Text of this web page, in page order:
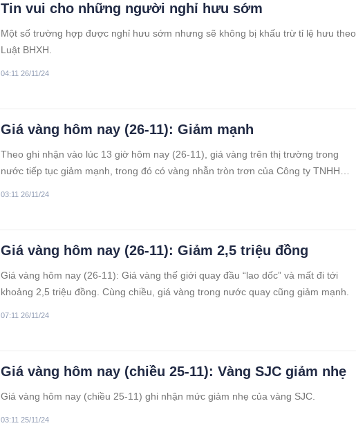
Tin vui cho những người nghỉ hưu sớm
Một số trường hợp được nghỉ hưu sớm nhưng sẽ không bị khấu trừ tỉ lệ hưu theo
Luật BHXH.
04:11 26/11/24
Giá vàng hôm nay (26-11): Giảm mạnh
Theo ghi nhận vào lúc 13 giờ hôm nay (26-11), giá vàng trên thị trường trong
nước tiếp tục giảm mạnh, trong đó có vàng nhẫn tròn trơn của Công ty TNHH
03:11 26/11/24
Giá vàng hôm nay (26-11): Giảm 2,5 triệu đồng
Giá vàng hôm nay (26-11): Giá vàng thế giới quay đầu “lao dốc” và mất đi tới
khoảng 2,5 triệu đồng. Cùng chiều, giá vàng trong nước quay cũng giảm mạnh.
07:11 26/11/24
Giá vàng hôm nay (chiều 25-11): Vàng SJC giảm nhẹ
Giá vàng hôm nay (chiều 25-11) ghi nhận mức giảm nhẹ của vàng SJC.
03:11 25/11/24